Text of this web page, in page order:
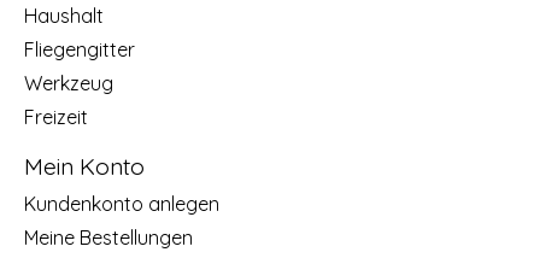
Haushalt
Fliegengitter
Werkzeug
Freizeit
Mein Konto
Kundenkonto anlegen
Meine Bestellungen